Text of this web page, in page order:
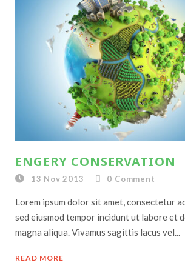
ENGERY CONSERVATION
13 Nov 2013 0 Comment
Lorem ipsum dolor sit amet, consectetur
sed eiusmod tempor incidunt ut labore et
magna aliqua. Vivamus sagittis lacus vel...
READ MORE